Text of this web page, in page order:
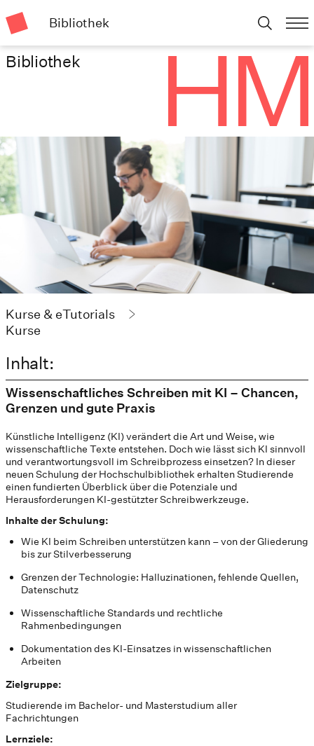
Bibliothek
Bibliothek
Kurse & eTutorials
Kurse
Inhalt:
Wissenschaftliches Schreiben mit KI – Chancen,
Grenzen und gute Praxis
Künstliche Intelligenz (KI) verändert die Art und Weise, wie
wissenschaftliche Texte entstehen. Doch wie lässt sich KI sinnvoll
und verantwortungsvoll im Schreibprozess einsetzen? In dieser
neuen Schulung der Hochschulbibliothek erhalten Studierende
einen fundierten Überblick über die Potenziale und
Herausforderungen KI-gestützter Schreibwerkzeuge.
Inhalte der Schulung:
Wie KI beim Schreiben unterstützen kann – von der Gliederung
bis zur Stilverbesserung
Grenzen der Technologie: Halluzinationen, fehlende Quellen,
Datenschutz
Wissenschaftliche Standards und rechtliche
Rahmenbedingungen
Dokumentation des KI-Einsatzes in wissenschaftlichen
Arbeiten
Zielgruppe:
Studierende im Bachelor- und Masterstudium aller
Fachrichtungen
Lernziele: